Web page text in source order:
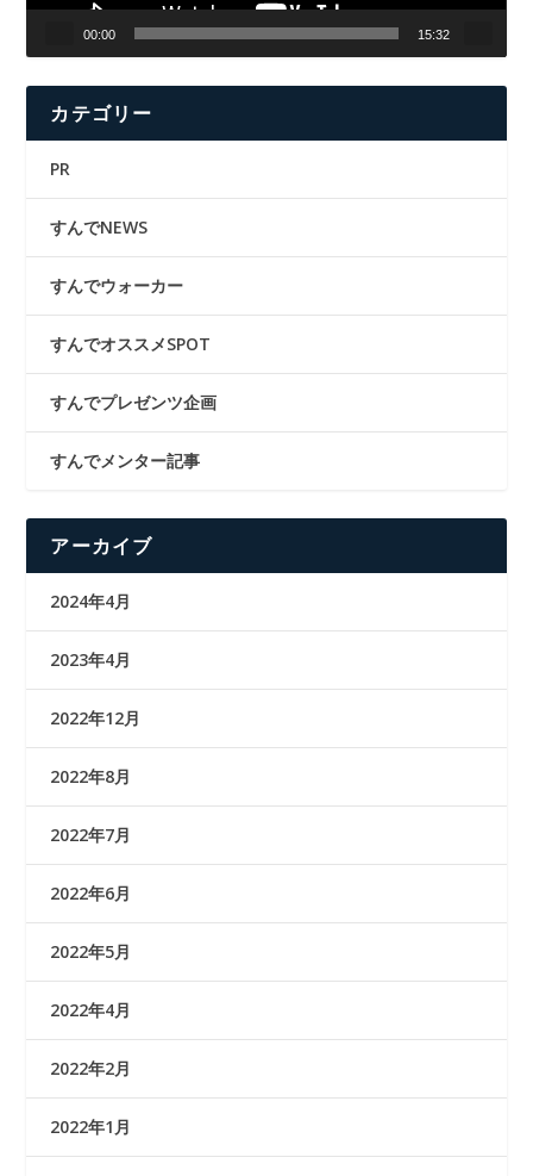
00:00 15:32
カテゴリー
PR
すんでNEWS
すんでウォーカー
すんでオススメSPOT
すんでプレゼンツ企画
すんでメンター記事
アーカイブ
2024年4月
2023年4月
2022年12月
2022年8月
2022年7月
2022年6月
2022年5月
2022年4月
2022年2月
2022年1月